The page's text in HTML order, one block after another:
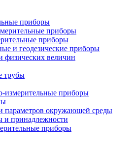
приборы
приборы
приборы
и геодезические приборы
физических величин
трубы
измерительные приборы
параметров окружающей среды
и принадлежности
приборы